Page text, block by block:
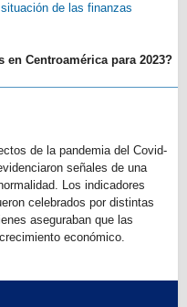
de las finanzas
Centroamérica para 2023?
de la pandemia del Covid-
señales de una
Los indicadores
celebrados por distintas
aseguraban que las
económico.